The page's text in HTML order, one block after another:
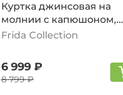
Куртка джинсовая на
молнии с капюшоном,
синий
Frida Collection
6 999 ₽
8 799 ₽